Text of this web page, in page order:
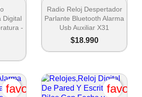
Digital
-
 Vista rápida
Radio Reloj Despertador
Parlante Bluetooth Alarma
Usb Auxiliar X31
$18.990
favorite_border